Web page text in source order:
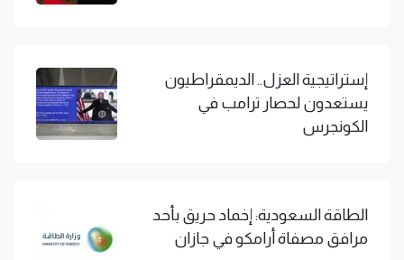
إستراتيجية العزل.. الديمقراطيون
يستعدون لحصار ترامب في
الكونجرس
الطاقة السعودية: إخماد حريق بأحد
مرافق مصفاة أرامكو في جازان